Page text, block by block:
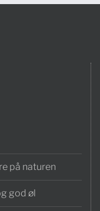
på naturen
god øl